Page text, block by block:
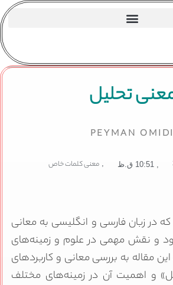
تحلیل
PEYMAN OMIDI
10:51 ق.ظ , معنی کلمات خاص
در زبان فارسی و انگلیسی به معانی
و نقش مهمی در علوم و زمینه‌های
مقاله به بررسی معانی و کاربردهای
و اهمیت آن در زمینه‌های مختلف